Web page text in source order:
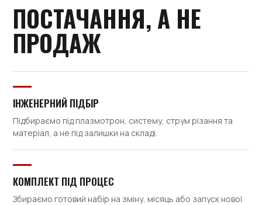
ПОСТАЧАННЯ, А НЕ
ПРОДАЖ
ІНЖЕНЕРНИЙ ПІДБІР
Підбираємо під плазмотрон, систему, струм різання та
матеріал, а не під залишки на складі.
КОМПЛЕКТ ПІД ПРОЦЕС
Збираємо готовий набір на зміну, місяць або запуск нової